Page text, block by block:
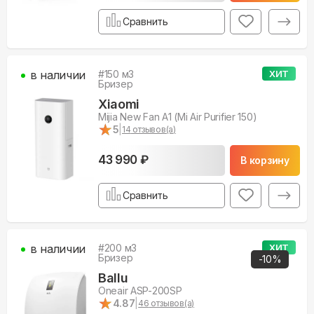
Сравнить
ХИТ
#150 м3
Бризер
Xiaomi
Mijia New Fan A1 (Mi Air Purifier 150)
★
★5 14 отзывов(а)
43 990 ₽ В корзину
в наличии
Сравнить
ХИТ
-10%
#200 м3
Бризер
Ballu
Oneair ASP-200SP
★
★4.87 46 отзывов(а)
в наличии